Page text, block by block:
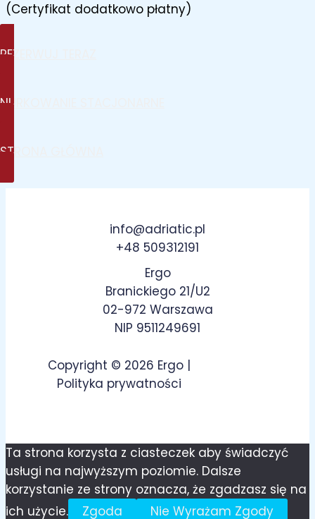
(Certyfikat dodatkowo płatny)
REZERWUJ TERAZ
NURKOWANIE STACJONARNE
STRONA GŁÓWNA
info@adriatic.pl
+48 509312191
Ergo
Branickiego 21/U2
02-972 Warszawa
NIP 9511249691
Copyright © 2026 Ergo |
Polityka prywatności
Ta strona korzysta z ciasteczek aby świadczyć
usługi na najwyższym poziomie. Dalsze
korzystanie ze strony oznacza, że zgadzasz się na
ich użycie.
Zgoda Nie Wyrażam Zgody